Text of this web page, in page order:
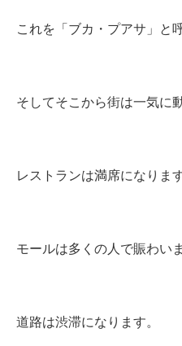
これを「ブカ・プアサ」と
そしてそこから街は一気に
レストランは満席になります
モールは多くの人で賑わいま
道路は渋滞になります。